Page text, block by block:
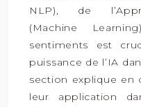
NLP), de
(Machine
sentiments est
puissance de l’IA
section explique en
leur application